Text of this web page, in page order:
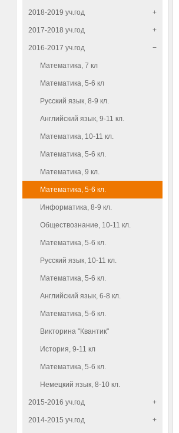
+
2018-2019 уч.год
+
2017-2018 уч.год
−
2016-2017 уч.год
Математика, 7 кл
Математика, 5-6 кл
Русский язык, 8-9 кл.
Английский язык, 9-11 кл.
Математика, 10-11 кл.
Математика, 5-6 кл.
Математика, 9 кл.
Математика, 5-6 кл.
Информатика, 8-9 кл.
Обществознание, 10-11 кл.
Математика, 5-6 кл.
Русский язык, 10-11 кл.
Математика, 5-6 кл.
Английский язык, 6-8 кл.
Математика, 5-6 кл.
Викторина "Квантик"
История, 9-11 кл
Математика, 5-6 кл.
Немецкий язык, 8-10 кл.
+
2015-2016 уч.год
+
2014-2015 уч.год